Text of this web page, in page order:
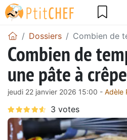
Dossiers Combien de
Combien de
une pâte à
jeudi 22 janvier 2026 15:00 - Adèle